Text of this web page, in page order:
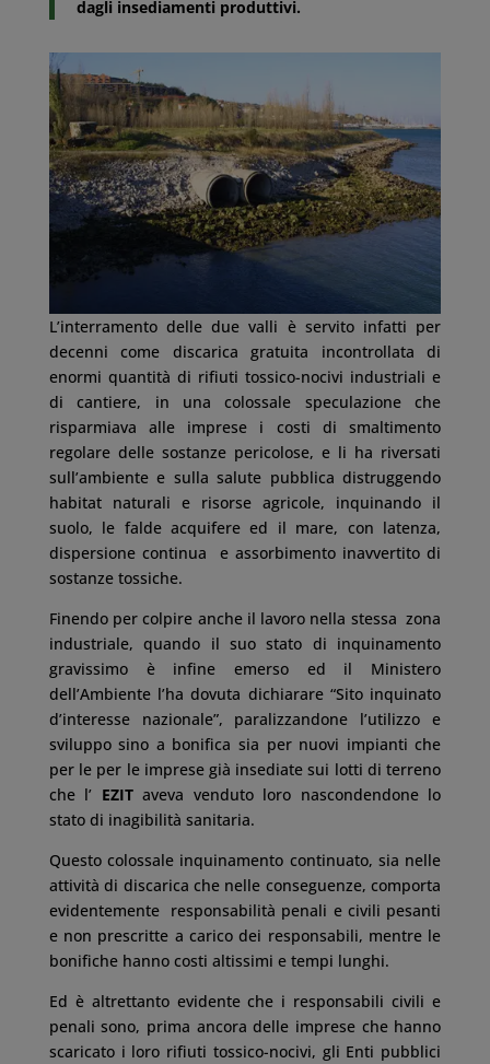
dagli insediamenti produttivi.
L’interramento delle due valli è servito infatti per
decenni come discarica gratuita incontrollata di
enormi quantità di rifiuti tossico-nocivi industriali e
di cantiere, in una colossale speculazione che
risparmiava alle imprese i costi di smaltimento
regolare delle sostanze pericolose, e li ha riversati
sull’ambiente e sulla salute pubblica distruggendo
habitat naturali e risorse agricole, inquinando il
suolo, le falde acquifere ed il mare, con latenza,
dispersione continua e assorbimento inavvertito di
sostanze tossiche.
Finendo per colpire anche il lavoro nella stessa zona
industriale, quando il suo stato di inquinamento
gravissimo è infine emerso ed il Ministero
dell’Ambiente l’ha dovuta dichiarare “Sito inquinato
d’interesse nazionale”, paralizzandone l’utilizzo e
sviluppo sino a bonifica sia per nuovi impianti che
per le per le imprese già insediate sui lotti di terreno
che l’ EZITaveva venduto loro nascondendone lo
stato di inagibilità sanitaria.
Questo colossale inquinamento continuato, sia nelle
attività di discarica che nelle conseguenze, comporta
evidentemente responsabilità penali e civili pesanti
e non prescritte a carico dei responsabili, mentre le
bonifiche hanno costi altissimi e tempi lunghi.
Ed è altrettanto evidente che i responsabili civili e
penali sono, prima ancora delle imprese che hanno
scaricato i loro rifiuti tossico-nocivi, gli Enti pubblici